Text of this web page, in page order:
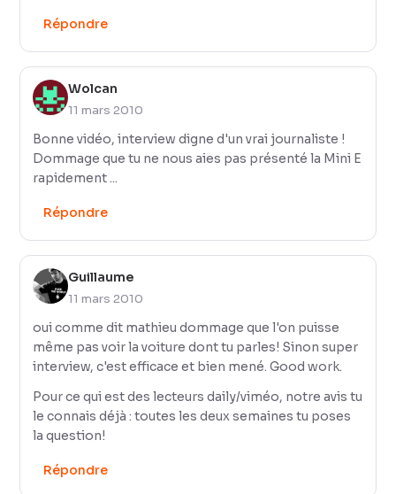
Répondre
Wolcan
11 mars 2010
Bonne vidéo, interview digne d'un vrai journaliste !
Dommage que tu ne nous aies pas présenté la Mini E
rapidement ...
Répondre
Guillaume
11 mars 2010
oui comme dit mathieu dommage que l'on puisse
même pas voir la voiture dont tu parles! Sinon super
interview, c'est efficace et bien mené. Good work.
Pour ce qui est des lecteurs daily/viméo, notre avis tu
le connais déjà : toutes les deux semaines tu poses
la question!
Répondre